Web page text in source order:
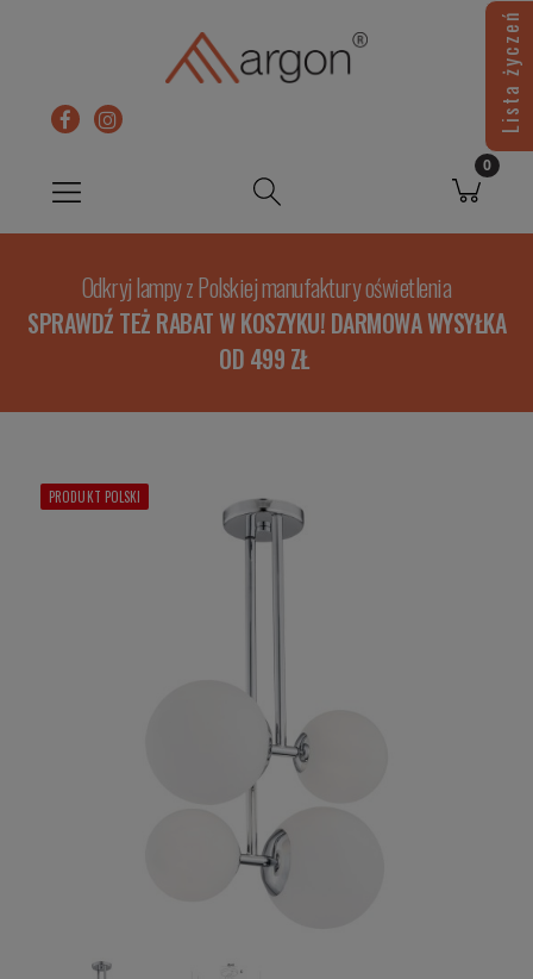
Odkryj lampy z Polskiej manufaktury oświetlenia
SPRAWDŹ TEŻ RABAT W KOSZYKU! DARMOWA WYSYŁKA
OD 499 ZŁ
PRODUKT POLSKI
Lista życzeń